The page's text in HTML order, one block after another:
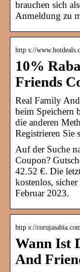
brauchen sich
Anmeldung zu
http s://
10%
Friends
Real Family
beim Speichern
die anderen
Registrieren Sie
Auf der Suche
Coupon?
42.52 €. Die
kostenlos,
Februar 2023.
http s://
Wann Ist
And